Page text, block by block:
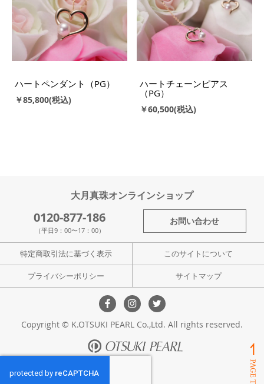
ハートペンダント（PG）
￥85,800
ハートチェーンピアス
（PG）
￥60,500
大月真珠オンラインショップ
0120-877-186
（平日9：00〜17：00）
お問い合わせ
特定商取引法に基づく表示 このサイトについて
プライバシーポリシー サイトマップ
Copyright © K.OTSUKI PEARL Co.,Ltd. All rights reserved.